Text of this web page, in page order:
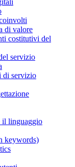
di valore
costitutivi del
servizio
di servizio
il linguaggio
keywords)